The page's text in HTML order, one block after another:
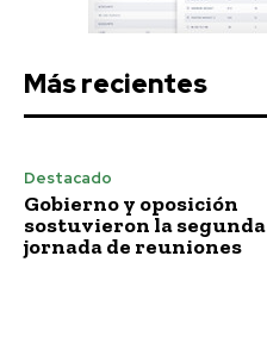
Más recientes
Destacado
Gobierno y oposición
sostuvieron la segunda
jornada de reuniones